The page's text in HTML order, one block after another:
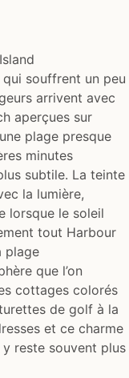
souffrent un peu
arrivent avec
aperçues sur
plage presque
minutes
subtile. La teinte
la lumière,
lorsque le soleil
tout Harbour
plage
que l’on
cottages colorés
de golf à la
et ce charme
reste souvent plus